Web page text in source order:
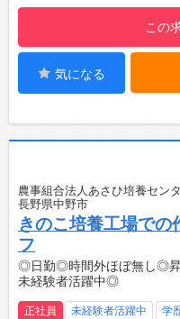
ア資格C級
マネージャ
と、キャリ
【職場の雰
・魅力の1つ
一度、全社
グ」という
り、“KSビ
すれば良い
・店舗では
フで、職場
ーティング
この
気になる
農事組合法人あさひ培養セン
長野県中野市
きのこ培養工場での
フ
◎日勤◎時間外ほぼ無し◎
未経験者活躍中◎
正社員 未経験者活躍中 学